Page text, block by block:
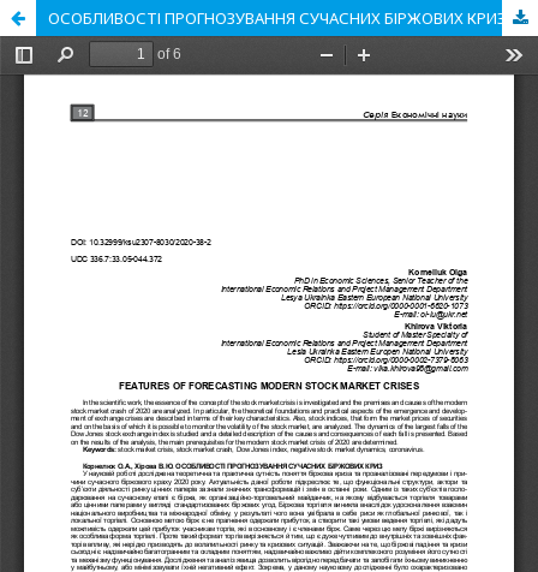
ОСОБЛИВОСТІ ПРОГНОЗУВАННЯ СУЧАСНИХ БІРЖОВИХ КРИЗ